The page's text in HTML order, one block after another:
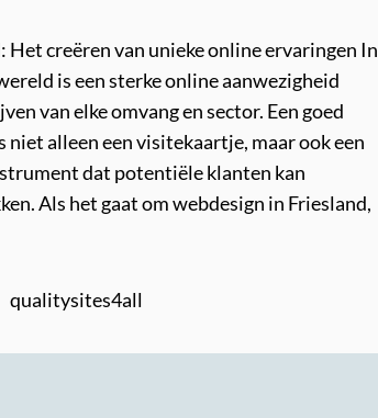
Het creëren van unieke online ervaringen In
is een sterke online aanwezigheid
van elke omvang en sector. Een goed
alleen een visitekaartje, maar ook een
dat potentiële klanten kan
Als het gaat om webdesign in Friesland,
qualitysites4all